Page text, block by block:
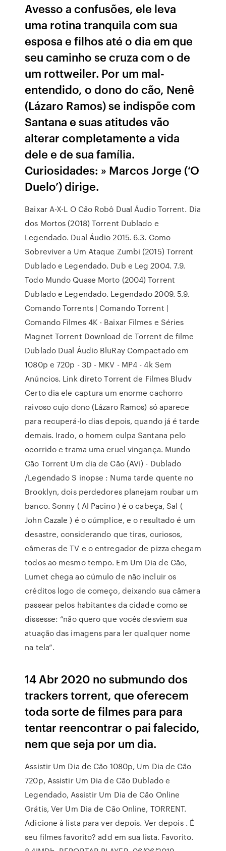
Avesso a confusões, ele leva
uma rotina tranquila com sua
esposa e filhos até o dia em que
seu caminho se cruza com o de
um rottweiler. Por um mal-
entendido, o dono do cão, Nenê
(Lázaro Ramos) se indispõe com
Santana e suas atitudes vão
alterar completamente a vida
dele e de sua família.
Curiosidades: » Marcos Jorge (‘O
Duelo’) dirige.
Baixar A-X-L O Cão Robô Dual Áudio Torrent. Dia
dos Mortos (2018) Torrent Dublado e
Legendado. Dual Áudio 2015. 6.3. Como
Sobreviver a Um Ataque Zumbi (2015) Torrent
Dublado e Legendado. Dub e Leg 2004. 7.9.
Todo Mundo Quase Morto (2004) Torrent
Dublado e Legendado. Legendado 2009. 5.9.
Comando Torrents | Comando Torrent |
Comando Filmes 4K - Baixar Filmes e Séries
Magnet Torrent Download de Torrent de filme
Dublado Dual Áudio BluRay Compactado em
1080p e 720p - 3D - MKV - MP4 - 4k Sem
Anúncios. Link direto Torrent de Filmes Bludv
Certo dia ele captura um enorme cachorro
raivoso cujo dono (Lázaro Ramos) só aparece
para recuperá-lo dias depois, quando já é tarde
demais. Irado, o homem culpa Santana pelo
ocorrido e trama uma cruel vingança. Mundo
Cão Torrent Um dia de Cão (AVi) - Dublado
/Legendado S inopse : Numa tarde quente no
Brooklyn, dois perdedores planejam roubar um
banco. Sonny ( Al Pacino ) é o cabeça, Sal (
John Cazale ) é o cúmplice, e o resultado é um
desastre, considerando que tiras, curiosos,
câmeras de TV e o entregador de pizza chegam
todos ao mesmo tempo. Em Um Dia de Cão,
Lumet chega ao cúmulo de não incluir os
créditos logo de começo, deixando sua câmera
passear pelos habitantes da cidade como se
dissesse: “não quero que vocês desviem sua
atuação das imagens para ler qualquer nome
na tela”.
14 Abr 2020 no submundo dos
trackers torrent, que oferecem
toda sorte de filmes para para
tentar reencontrar o pai falecido,
nem que seja por um dia.
Assistir Um Dia de Cão 1080p, Um Dia de Cão
720p, Assistir Um Dia de Cão Dublado e
Legendado, Assistir Um Dia de Cão Online
Grátis, Ver Um Dia de Cão Online, TORRENT.
Adicione à lista para ver depois. Ver depois . É
seu filmes favorito? add em sua lista. Favorito.